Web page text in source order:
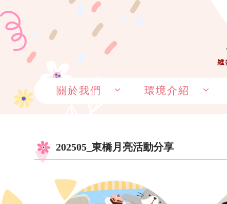
關於我們 環境介紹
202505_東橋月亮活動分享